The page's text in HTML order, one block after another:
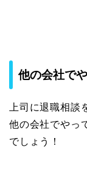
他の会社で
上司に退職相談
他の会社でやっ
でしょう！